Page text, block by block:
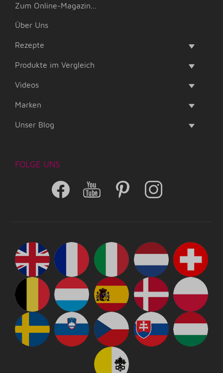
Zum Online-Magazin...
Über Uns
Rezepte
Produkte im Vergleich
Videos
Marken
Unser Blog
FOLGE UNS